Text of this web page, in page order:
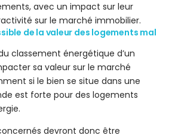
avec un impact sur leur
sur le marché immobilier.
de la valeur des logements mal
classement énergétique d’un
sa valeur sur le marché
si le bien se situe dans une
est forte pour des logements
devront donc être